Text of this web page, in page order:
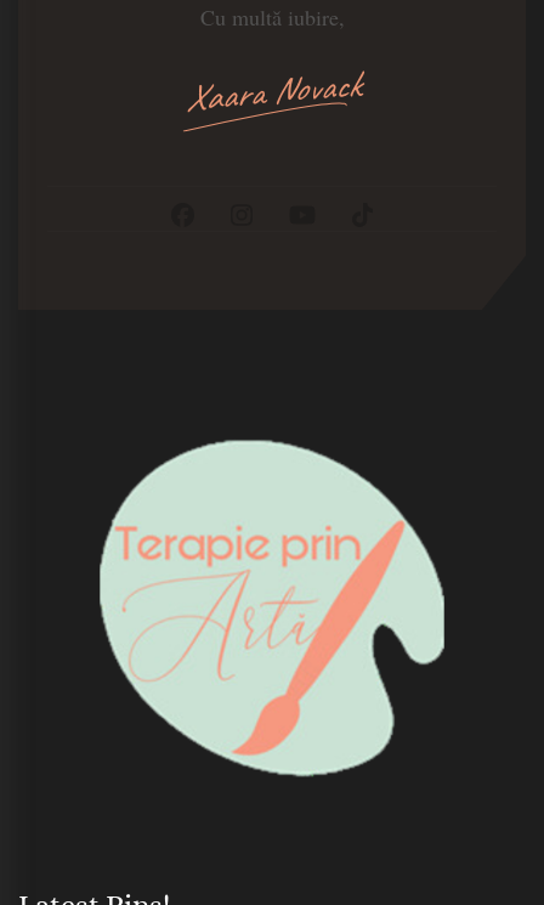
Cu multă iubire,
Xaara Novack